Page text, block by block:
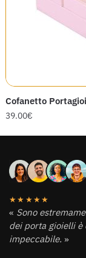
Cofanetto
39.00€
★★★★★
« Sono
dei porta gioielli è
impeccabile. »